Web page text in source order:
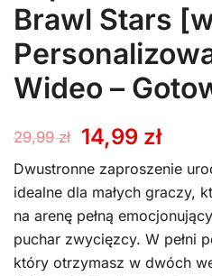
Brawl Stars
Wideo –
29,99zł
Pierwotna
cena
wynosiła:
29,99 zł.
14,99 zł
cena
Dwustronne zaproszenie
idealne dla małych graczy,
na arenę pełną
puchar zwycięzcy. W pełni
który otrzymasz w dwóch